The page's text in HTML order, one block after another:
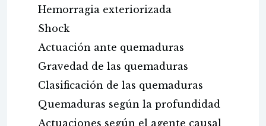
Hemorragia exteriorizada
Shock
Actuación ante quemaduras
Gravedad de las quemaduras
Clasificación de las quemaduras
Quemaduras según la profundidad
Actuaciones según el agente causal